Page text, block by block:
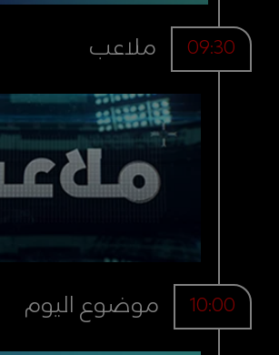
09:30 ملاعب
10:00 موضوع اليوم